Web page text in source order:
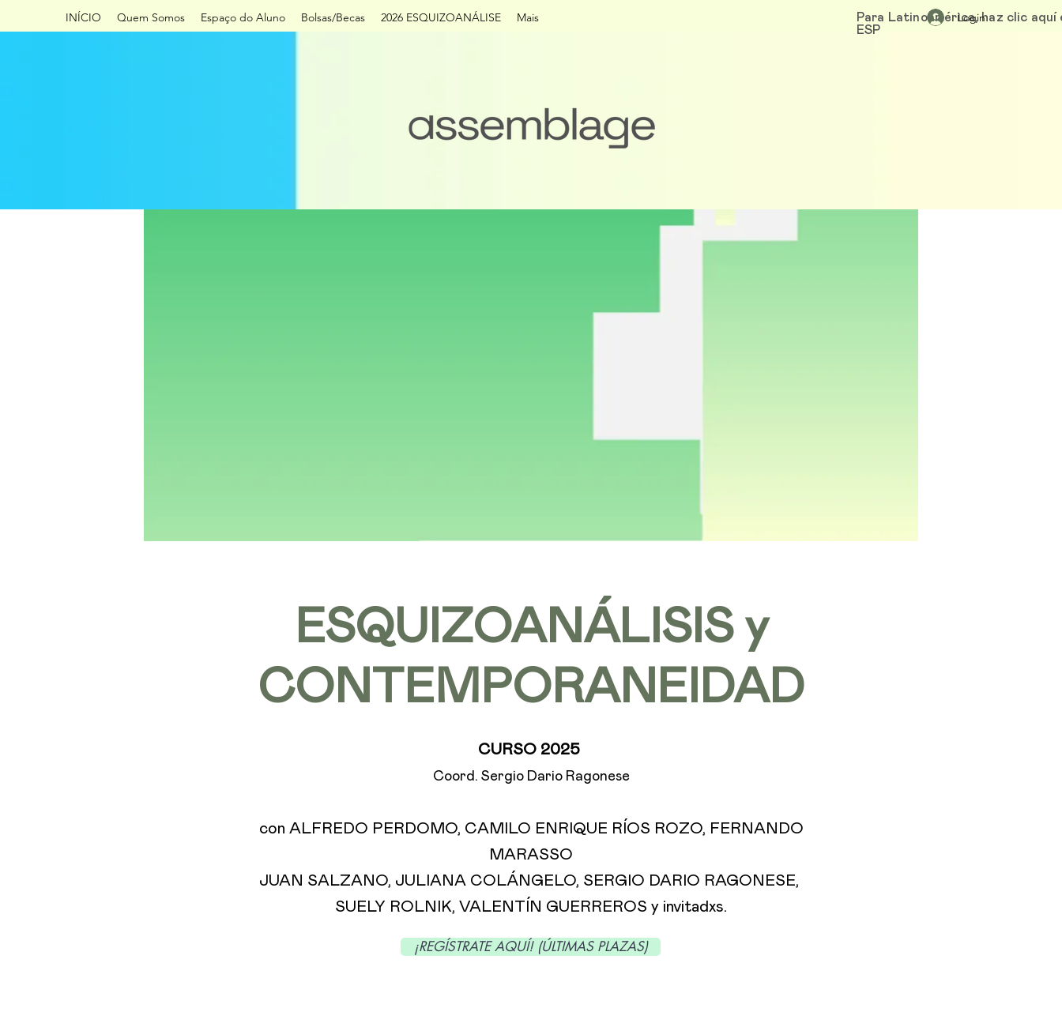
INÍCIO Quem Somos Espaço do Aluno Bolsas/Becas 2026 ESQUIZOANÁLISE Mais
Para Latinoamérica, haz clic aquí
ESP
Login
ESQUIZOANÁLISIS y
CONTEMPORANEIDAD
CURSO 2025
Coord. Sergio Dario Ragonese
con ALFREDO PERDOMO, CAMILO ENRIQUE RÍOS ROZO, FERNANDO
MARASSO
JUAN SALZANO, JULIANA COLÁNGELO, SERGIO DARIO RAGONESE,
SUELY ROLNIK, VALENTÍN GUERREROS y invitadxs.
¡REGÍSTRATE AQUÍ! (ÚLTIMAS PLAZAS)